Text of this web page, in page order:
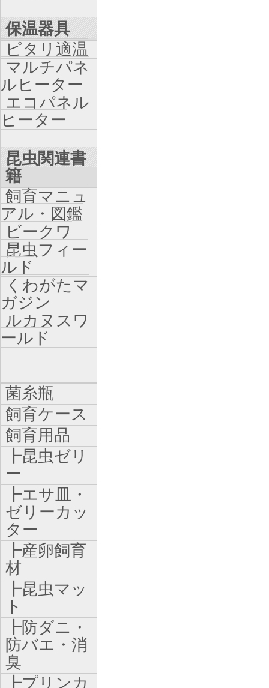
保温器具
ピタリ適温
マルチパネ
ルヒーター
エコパネル
ヒーター
昆虫関連書
籍
飼育マニュ
アル・図鑑
ビークワ
昆虫フィー
ルド
くわがたマ
ガジン
ルカヌスワ
ールド
菌糸瓶
飼育ケース
飼育用品
┣昆虫ゼリ
ー
┣エサ皿・
ゼリーカッ
ター
┣産卵飼育
材
┣昆虫マッ
ト
┣防ダニ・
防バエ・消
臭
┣プリンカ